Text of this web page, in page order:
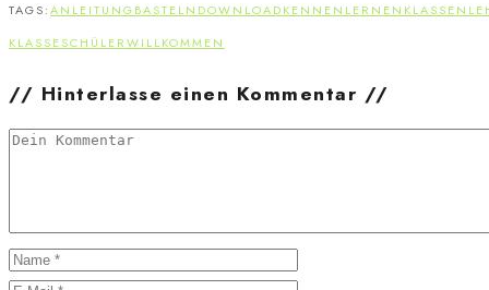
TAGS:ANLEITUNGBASTELN DOWNLOADKENNENLERNEN
KLASSESCHÜLERWILLKOMMEN
// Hinterlasse einen Kommentar //